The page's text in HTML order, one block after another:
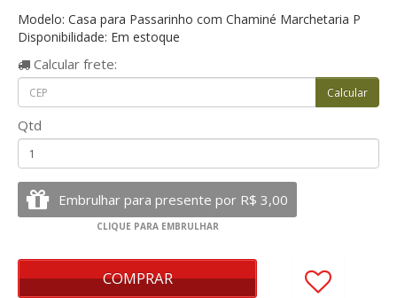
Modelo: Casa para Passarinho com Chaminé Marchetaria P
Disponibilidade: Em estoque
Calcular frete:
Qtd
COMPRAR